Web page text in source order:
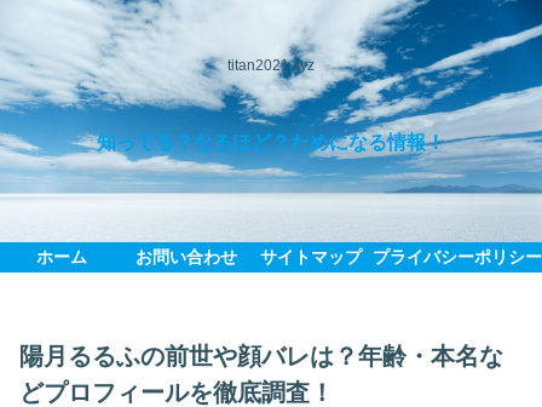
titan2021.xyz
知ってる？なるほど？ためになる情報！
ホーム お問い合わせ サイトマップ プライバシーポリシー
陽月るるふの前世や顔バレは？年齢・本名な
どプロフィールを徹底調査！